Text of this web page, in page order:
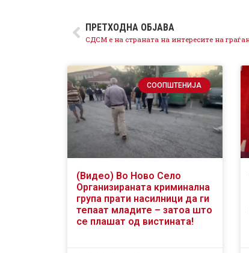
ПРЕТХОДНА ОБЈАВА
СООПШТЕНИЈА
(Видео) Во Ново Село
Организираната криминална
група прати насилници да ги
тепаат младите – затоа што
се плашат од вистината!